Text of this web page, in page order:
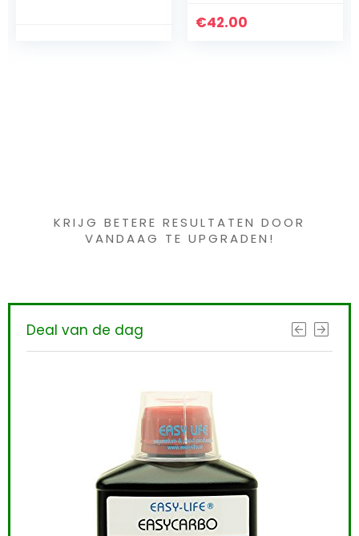
€42.00
KRIJG BETERE RESULTATEN DOOR
VANDAAG TE UPGRADEN!
Deal van de dag